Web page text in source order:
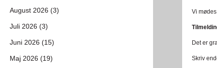
Vi
Det er
Skriv
August 2026 (3)
Juli 2026 (3)
Juni 2026 (15)
Maj 2026 (19)